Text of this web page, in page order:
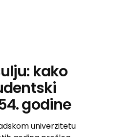
kako
godine
univerzitetu